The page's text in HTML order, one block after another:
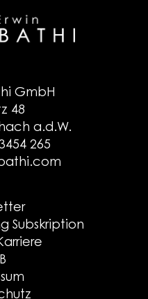
GmbH
48
a.d.W.
265
Subskription